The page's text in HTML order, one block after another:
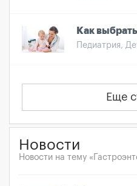
Как
Педиатрия,
Еще
Новости
Новости на тему